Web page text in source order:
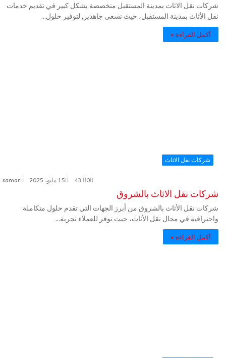
شركات نقل الاثاث بمدينة المستقبل متخصصة بشكل كبير في تقديم خدمات
نقل الأثاث بمدينة المستقبل، حيث نسعى جاهدين لتوفير حلول…
أكمل القراءة »
شركات نقل الاثاث
samar 15 مايو، 2025 0
شركات نقل الاثاث بالشروق
شركات نقل الأثاث بالشروق من أبرز الجهات التي تقدم حلول متكاملة
واحترافية في مجال نقل الأثاث، حيث توفر للعملاء تجربة…
أكمل القراءة »